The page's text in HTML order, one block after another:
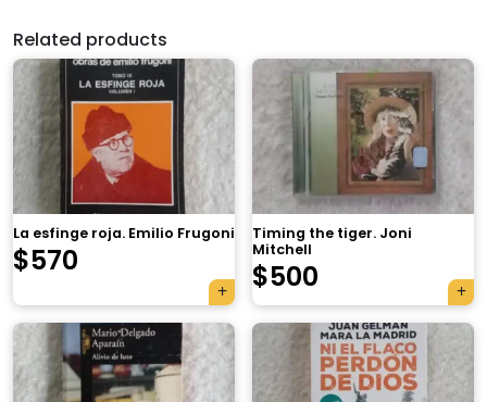
Related products
La esfinge roja. Emilio Frugoni
$570
Timing the tiger. Joni
Mitchell
$500